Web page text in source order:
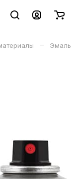
– Эмаль